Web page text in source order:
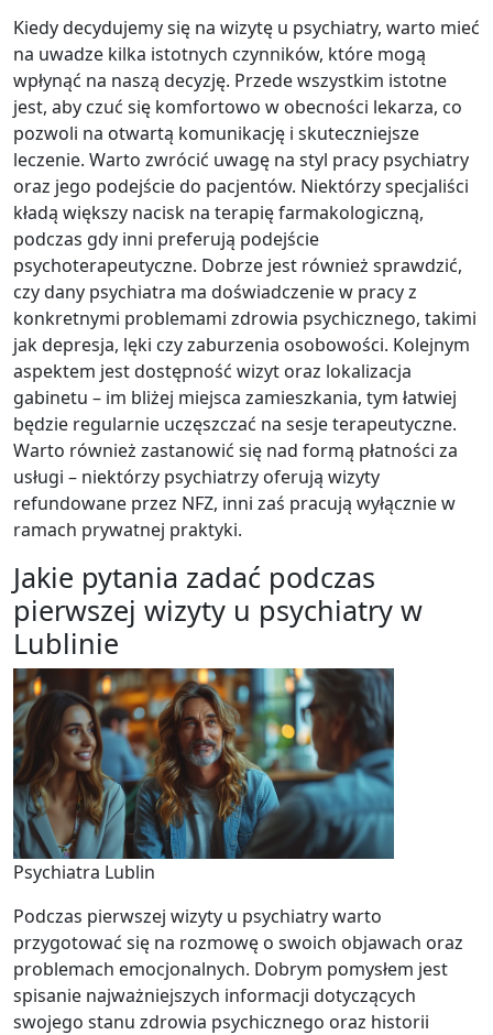
Kiedy decydujemy się na wizytę u psychiatry, warto mieć
na uwadze kilka istotnych czynników, które mogą
wpłynąć na naszą decyzję. Przede wszystkim istotne
jest, aby czuć się komfortowo w obecności lekarza, co
pozwoli na otwartą komunikację i skuteczniejsze
leczenie. Warto zwrócić uwagę na styl pracy psychiatry
oraz jego podejście do pacjentów. Niektórzy specjaliści
kładą większy nacisk na terapię farmakologiczną,
podczas gdy inni preferują podejście
psychoterapeutyczne. Dobrze jest również sprawdzić,
czy dany psychiatra ma doświadczenie w pracy z
konkretnymi problemami zdrowia psychicznego, takimi
jak depresja, lęki czy zaburzenia osobowości. Kolejnym
aspektem jest dostępność wizyt oraz lokalizacja
gabinetu – im bliżej miejsca zamieszkania, tym łatwiej
będzie regularnie uczęszczać na sesje terapeutyczne.
Warto również zastanowić się nad formą płatności za
usługi – niektórzy psychiatrzy oferują wizyty
refundowane przez NFZ, inni zaś pracują wyłącznie w
ramach prywatnej praktyki.
Jakie pytania zadać podczas
pierwszej wizyty u psychiatry w
Lublinie
Psychiatra Lublin
Podczas pierwszej wizyty u psychiatry warto
przygotować się na rozmowę o swoich objawach oraz
problemach emocjonalnych. Dobrym pomysłem jest
spisanie najważniejszych informacji dotyczących
swojego stanu zdrowia psychicznego oraz historii